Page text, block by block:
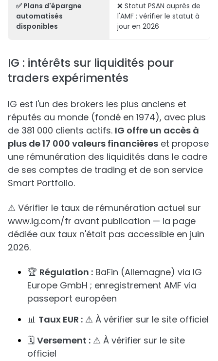
✅ Plans d'épargne
automatisés
disponibles
❌ Statut PSAN auprès de
l'AMF : vérifier le statut à
jour en 2026
IG : intérêts sur liquidités pour
traders expérimentés
IG est l'un des brokers les plus anciens et
réputés au monde (fondé en 1974), avec plus
de 381 000 clients actifs. IG offre un accès à
plus de 17 000 valeurs financières et propose
une rémunération des liquidités dans le cadre
de ses comptes de trading et de son service
Smart Portfolio.
⚠ Vérifier le taux de rémunération actuel sur
www.ig.com/fr avant publication — la page
dédiée aux taux n'était pas accessible en juin
2026.
🏆 Régulation : BaFin (Allemagne) via IG
Europe GmbH ; enregistrement AMF via
passeport européen
📊 Taux EUR : ⚠ À vérifier sur le site officiel
🗓️ Versement : ⚠ À vérifier sur le site
officiel